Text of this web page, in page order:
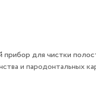
для чистки
и пародонтальных